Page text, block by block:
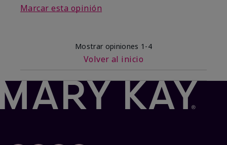
Marcar esta opinión
Mostrar opiniones 1-4
Volver al inicio